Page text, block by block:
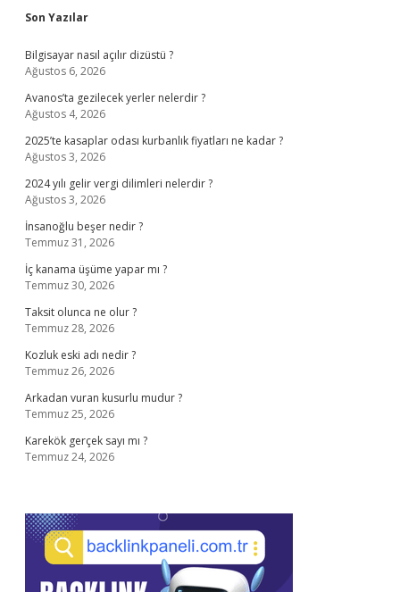
Sidebar
Son Yazılar
Bilgisayar nasıl açılır dizüstü ?
Ağustos 6, 2026
Avanos’ta gezilecek yerler nelerdir ?
Ağustos 4, 2026
2025’te kasaplar odası kurbanlık fiyatları ne kadar ?
Ağustos 3, 2026
2024 yılı gelir vergi dilimleri nelerdir ?
Ağustos 3, 2026
İnsanoğlu beşer nedir ?
Temmuz 31, 2026
İç kanama üşüme yapar mı ?
Temmuz 30, 2026
Taksit olunca ne olur ?
Temmuz 28, 2026
Kozluk eski adı nedir ?
Temmuz 26, 2026
Arkadan vuran kusurlu mudur ?
Temmuz 25, 2026
Karekök gerçek sayı mı ?
Temmuz 24, 2026